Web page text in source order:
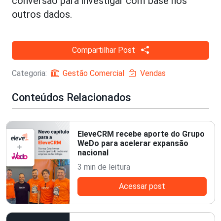
outros dados.
Compartilhar Post
Categoria: Gestão Comercial Vendas
Conteúdos Relacionados
EleveCRM recebe aporte do Grupo
WeDo para acelerar expansão
nacional
3 min de leitura
Acessar post